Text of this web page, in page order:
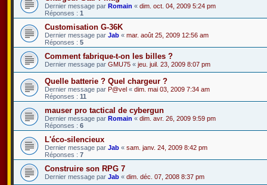
Dernier message par Romain « dim. oct. 04, 2009 5:24 pm
Réponses : 1
Customisation G-36K
Dernier message par Jab « mar. août 25, 2009 12:56 am
Réponses : 5
Comment fabrique-t-on les billes ?
Dernier message par GMU75 « jeu. juil. 23, 2009 8:07 pm
Quelle batterie ? Quel chargeur ?
Dernier message par P@vel « dim. mai 03, 2009 7:34 am
Réponses : 11
mauser pro tactical de cybergun
Dernier message par Romain « dim. avr. 26, 2009 9:59 pm
Réponses : 6
L'éco-silencieux
Dernier message par Jab « sam. janv. 24, 2009 8:42 pm
Réponses : 7
Construire son RPG 7
Dernier message par Jab « dim. déc. 07, 2008 8:37 pm